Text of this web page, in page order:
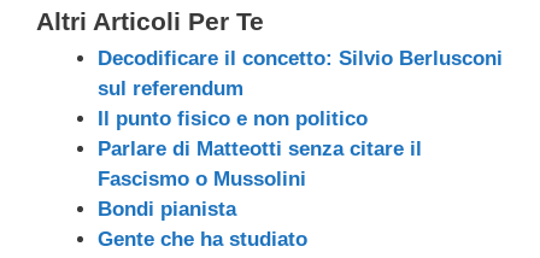
Altri Articoli Per Te
Decodificare il concetto: Silvio Berlusconi
sul referendum
Il punto fisico e non politico
Parlare di Matteotti senza citare il
Fascismo o Mussolini
Bondi pianista
Gente che ha studiato